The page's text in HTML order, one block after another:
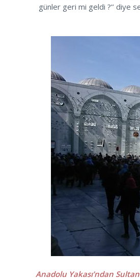
günler geri mi geldi ?’’ diye
Anadolu Yakası’ndan